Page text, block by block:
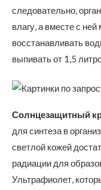
следовательно,
влагу, а вместе с
восстанавливать
выпивать от 1,5
Солнцезащитный
для синтеза в
светлой кожей
радиации для
Ультрафиолет,